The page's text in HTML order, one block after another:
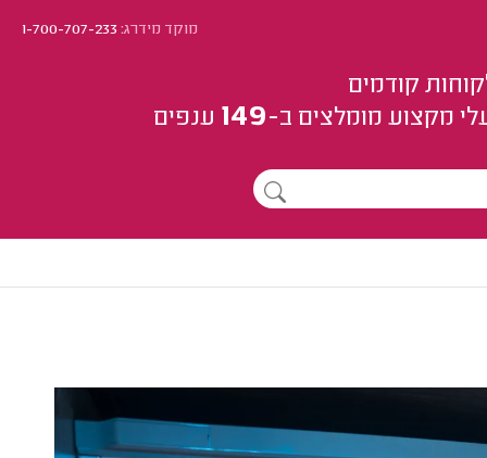
מוקד מידרג:1-700-707-233
קודמים
מקצוע מומלצים ב-149 ענפים